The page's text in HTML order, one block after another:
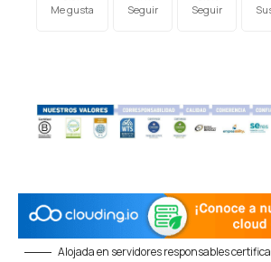
Me gusta Seguir Seguir
Alojada en servidores responsables